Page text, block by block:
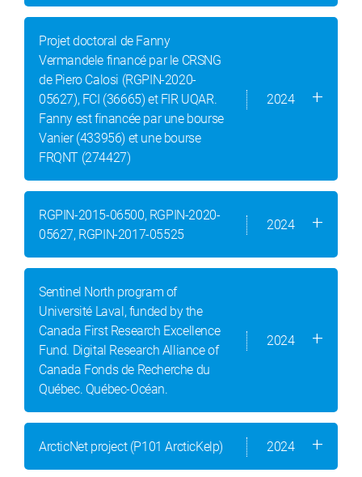
Projet doctoral de Fanny
Vermandele financé par le CRSNG
de Piero Calosi (RGPIN-2020-
05627), FCI (36665) et FIR UQAR.
Fanny est financée par une bourse
Vanier (433956) et une bourse
FRQNT (274427)
2024
RGPIN-2015-06500, RGPIN-2020-
05627, RGPIN-2017-05525
2024
Sentinel North program of
Université Laval, funded by the
Canada First Research Excellence
Fund. Digital Research Alliance of
Canada Fonds de Recherche du
Québec. Québec-Océan.
2024
ArcticNet project (P101 ArcticKelp) 2024